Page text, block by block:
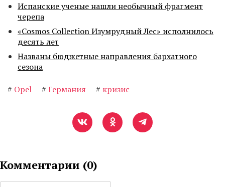
Испанские ученые нашли необычный фрагмент
черепа
«Cosmos Collection Изумрудный Лес» исполнилось
десять лет
Названы бюджетные направления бархатного
сезона
# Opel # Германия # кризис
Комментарии (0)